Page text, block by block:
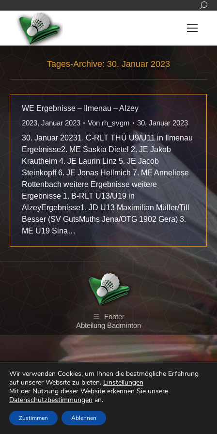
Tages-Archive: 30. Januar 2023
WE Ergebnisse – Ilmenau – Alzey
2023, Januar 2023 Von rh_svgm
30. Januar 2023
30. Januar 20231. C-RLT THÜ U9/U11 in Ilmenau
Ergebnisse2. ME Saskia Dietel 2. JE Jakob
Krautheim 4. JE Laurin Linz 5. JE Jacob
Steinkopff 6. JE Jonas Hellmich 7. ME Anneliese
Rottenbach weitere Ergebnisse weitere
Ergebnisse 1. B-RLT U13/U19 in
AlzeyErgebnisse1. JD U13 Maximilian Müller/Till
Besser (SV GutsMuths Jena/OTG 1902 Gera) 3.
ME U19 Sina…
Footer
Abteilung Badminton
Wir verwenden Cookies, um Ihnen die bestmögliche Erfahrung
auf unserer Website zu bieten. Einstellungen
Mit der Nutzung dieser Website erkennen Sie unsere
Datenschutzbestimmungen an.
Zustimmen Ablehnen